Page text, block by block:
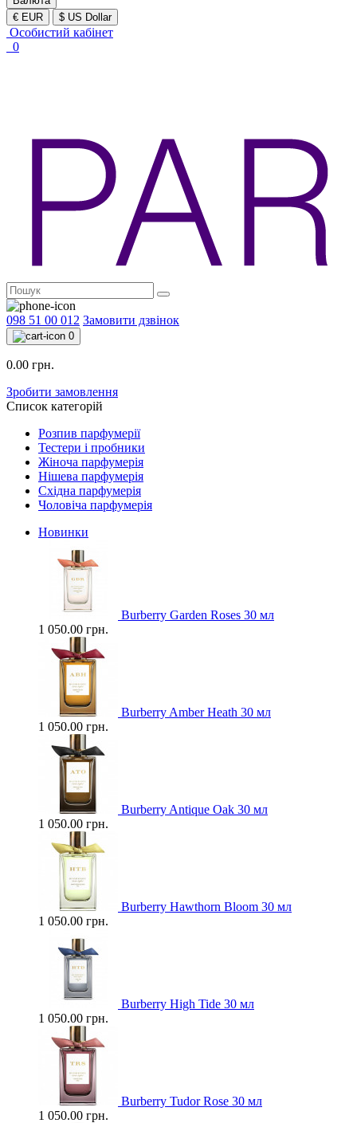
€ EUR
$ US Dollar
Особистий кабінет
0
098 51 00 012 Замовити дзвінок
0
0.00 грн.
Зробити замовлення
Список категорій
Розпив парфумерії
Тестери і пробники
Жіноча парфумерія
Нішева парфумерія
Східна парфумерія
Чоловіча парфумерія
Новинки
Burberry Garden Roses 30 мл
1 050.00 грн.
Burberry Amber Heath 30 мл
1 050.00 грн.
Burberry Antique Oak 30 мл
1 050.00 грн.
Burberry Hawthorn Bloom 30 мл
1 050.00 грн.
Burberry High Tide 30 мл
1 050.00 грн.
Burberry Tudor Rose 30 мл
1 050.00 грн.